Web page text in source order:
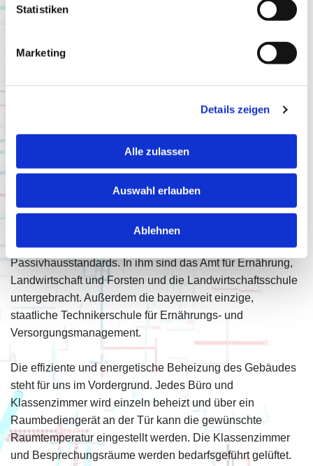
Statistiken
Marketing
Details zeigen
Alle zulassen
Auswahl erlauben
Ablehnen
Alarmweiterleitung per E-Mail
Anlagen: Heizung: Pelletkessel, Brennwertgerät,
des Büros und Klassenraume so wie Heizen und
Kühler der Besprechungsräume. Lüftung:
Lüftungsanlagen.
Die Herausforderung bei diesem Projekt:
Das Grüne Zentrum in Kaufbeuren ist in
Holzständerbauweise gebaut und somit sehr nachhaltig.
Das Gebäude besitzt eine hochwärmegedämmte
Außenhülle und erfüllt alle Kriterien des
Passivhausstandards. In ihm sind das Amt für Ernährung,
Landwirtschaft und Forsten und die Landwirtschaftsschule
untergebracht. Außerdem die bayernweit einzige,
staatliche Technikerschule für Ernährungs- und
Versorgungsmanagement.
Die effiziente und energetische Beheizung des Gebäudes
steht für uns im Vordergrund. Jedes Büro und
Klassenzimmer wird einzeln beheizt und über ein
Raumbediengerät an der Tür kann die gewünschte
Raumtemperatur eingestellt werden. Die Klassenzimmer
und Besprechungsräume werden bedarfsgeführt gelüftet.